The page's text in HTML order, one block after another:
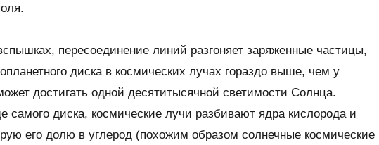
пересоединение линий разгоняет заряженные частицы,
диска в космических лучах гораздо выше, чем у
достигать одной десятитысячной светимости Солнца.
самого диска, космические лучи разбивают ядра кислорода и
его долю в углерод (похожим образом солнечные космические